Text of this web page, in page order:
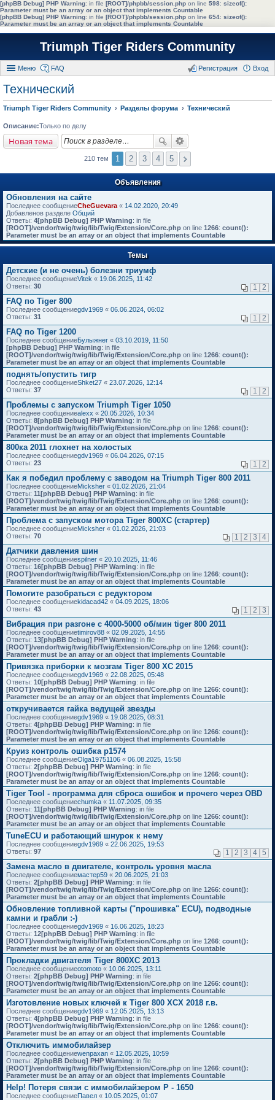
[phpBB Debug] PHP Warning: in file [ROOT]/phpbb/session.php on line 598: sizeof():
Parameter must be an array or an object that implements Countable
[phpBB Debug] PHP Warning: in file [ROOT]/phpbb/session.php on line 654: sizeof():
Parameter must be an array or an object that implements Countable
Triumph Tiger Riders Community
Меню FAQ Вход
Регистрация
Технический
Triumph Tiger Riders Community Разделы форума Технический
Описание:Только по делу
Новая тема
210 тем 1 2 3 4 5
Объявления
Обновления на сайте
Последнее сообщениеCheGuevara « 14.02.2020, 20:49
Добавленов разделе Общий
Ответы: 4[phpBB Debug] PHP Warning: in file
[ROOT]/vendor/twig/twig/lib/Twig/Extension/Core.php on line 1266: count():
Parameter must be an array or an object that implements Countable
Темы
Детские (и не очень) болезни триумф
Последнее сообщениеVitek « 19.06.2025, 11:42
Ответы: 30 1 2
FAQ по Tiger 800
Последнее сообщениеgdv1969 « 06.06.2024, 06:02
Ответы: 31 1 2
FAQ по Tiger 1200
Последнее сообщениеБулыжнег « 03.10.2019, 11:50
[phpBB Debug] PHP Warning: in file
[ROOT]/vendor/twig/twig/lib/Twig/Extension/Core.php on line 1266: count():
Parameter must be an array or an object that implements Countable
поднять/опустить тигр
Последнее сообщениеShket27 « 23.07.2026, 12:14
Ответы: 37 1 2
Проблемы с запуском Triumph Tiger 1050
Последнее сообщениеalexx « 20.05.2026, 10:34
Ответы: 8[phpBB Debug] PHP Warning: in file
[ROOT]/vendor/twig/twig/lib/Twig/Extension/Core.php on line 1266: count():
Parameter must be an array or an object that implements Countable
800ка 2011 глохнет на холостых
Последнее сообщениеgdv1969 « 06.04.2026, 07:15
Ответы: 23 1 2
Как я победил проблему с заводом на Triumph Tiger 800 2011
Последнее сообщениеMicksher « 01.02.2026, 21:04
Ответы: 11[phpBB Debug] PHP Warning: in file
[ROOT]/vendor/twig/twig/lib/Twig/Extension/Core.php on line 1266: count():
Parameter must be an array or an object that implements Countable
Проблема с запуском мотора Tiger 800XC (стартер)
Последнее сообщениеMicksher « 01.02.2026, 21:03
Ответы: 70 1 2 3 4
Датчики давления шин
Последнее сообщениеspilner « 20.10.2025, 11:46
Ответы: 16[phpBB Debug] PHP Warning: in file
[ROOT]/vendor/twig/twig/lib/Twig/Extension/Core.php on line 1266: count():
Parameter must be an array or an object that implements Countable
Помогите разобраться с редуктором
Последнее сообщениеkidacad42 « 04.09.2025, 18:06
Ответы: 43 1 2 3
Вибрация при разгоне с 4000-5000 об/мин tiger 800 2011
Последнее сообщениеtimirov88 « 02.09.2025, 14:55
Ответы: 13[phpBB Debug] PHP Warning: in file
[ROOT]/vendor/twig/twig/lib/Twig/Extension/Core.php on line 1266: count():
Parameter must be an array or an object that implements Countable
Привязка приборки к мозгам Tiger 800 XC 2015
Последнее сообщениеgdv1969 « 22.08.2025, 05:48
Ответы: 10[phpBB Debug] PHP Warning: in file
[ROOT]/vendor/twig/twig/lib/Twig/Extension/Core.php on line 1266: count():
Parameter must be an array or an object that implements Countable
откручивается гайка ведущей звезды
Последнее сообщениеgdv1969 « 19.08.2025, 08:31
Ответы: 4[phpBB Debug] PHP Warning: in file
[ROOT]/vendor/twig/twig/lib/Twig/Extension/Core.php on line 1266: count():
Parameter must be an array or an object that implements Countable
Круиз контроль ошибка p1574
Последнее сообщениеOlga19751106 « 06.08.2025, 15:58
Ответы: 2[phpBB Debug] PHP Warning: in file
[ROOT]/vendor/twig/twig/lib/Twig/Extension/Core.php on line 1266: count():
Parameter must be an array or an object that implements Countable
Tiger Tool - программа для сброса ошибок и прочего через OBD
Последнее сообщениеchumka « 11.07.2025, 09:35
Ответы: 11[phpBB Debug] PHP Warning: in file
[ROOT]/vendor/twig/twig/lib/Twig/Extension/Core.php on line 1266: count():
Parameter must be an array or an object that implements Countable
TuneECU и работающий шнурок к нему
Последнее сообщениеgdv1969 « 22.06.2025, 19:53
Ответы: 97 1 2 3 4 5
Замена масло в двигателе, контроль уровня масла
Последнее сообщениемастер59 « 20.06.2025, 21:03
Ответы: 2[phpBB Debug] PHP Warning: in file
[ROOT]/vendor/twig/twig/lib/Twig/Extension/Core.php on line 1266: count():
Parameter must be an array or an object that implements Countable
Обновление топливной карты ("прошивка" ECU), подводные
камни и грабли :-)
Последнее сообщениеgdv1969 « 16.06.2025, 18:23
Ответы: 12[phpBB Debug] PHP Warning: in file
[ROOT]/vendor/twig/twig/lib/Twig/Extension/Core.php on line 1266: count():
Parameter must be an array or an object that implements Countable
Прокладки двигателя Tiger 800XC 2013
Последнее сообщениеotomoto « 10.06.2025, 13:11
Ответы: 2[phpBB Debug] PHP Warning: in file
[ROOT]/vendor/twig/twig/lib/Twig/Extension/Core.php on line 1266: count():
Parameter must be an array or an object that implements Countable
Изготовление новых ключей к Tiger 800 XCX 2018 г.в.
Последнее сообщениеgdv1969 « 12.05.2025, 13:13
Ответы: 4[phpBB Debug] PHP Warning: in file
[ROOT]/vendor/twig/twig/lib/Twig/Extension/Core.php on line 1266: count():
Parameter must be an array or an object that implements Countable
Отключить иммобилайзер
Последнее сообщениеwenpaxan « 12.05.2025, 10:59
Ответы: 2[phpBB Debug] PHP Warning: in file
[ROOT]/vendor/twig/twig/lib/Twig/Extension/Core.php on line 1266: count():
Parameter must be an array or an object that implements Countable
Help! Потеря связи с иммобилайзером P - 1650
Последнее сообщениеПавел « 10.05.2025, 01:07